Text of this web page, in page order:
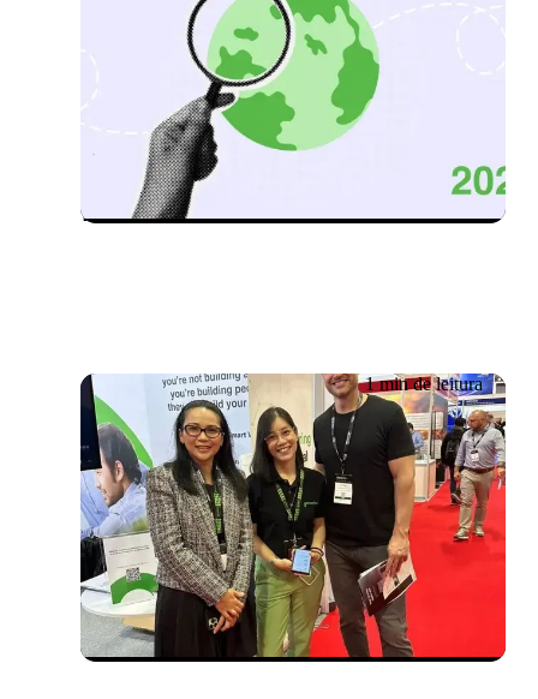
Evento já realizado 29/10/2025 – 30/10/2025
Vamos Falar de IA:
Conversas Reais, Impacto
Real
1 min de leitura
Evento já realizado09/10/2024 – 10/10/2024
Cloud Expo Ásia 2024